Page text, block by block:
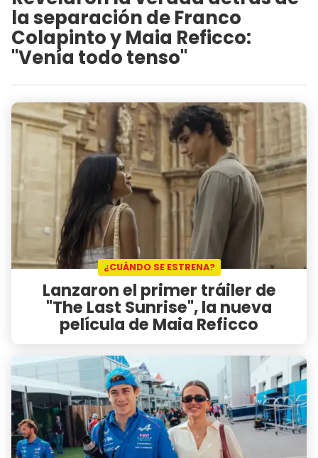
la separación de Franco
Colapinto y Maia Reficco:
"Venía todo tenso"
¿CUÁNDO SE ESTRENA?
Lanzaron el primer tráiler de
"The Last Sunrise", la nueva
película de Maia Reficco